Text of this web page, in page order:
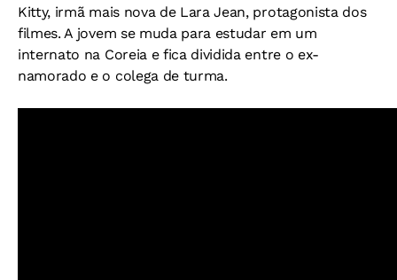
Kitty, irmã mais nova de Lara Jean, protagonista dos
filmes. A jovem se muda para estudar em um
internato na Coreia e fica dividida entre o ex-
namorado e o colega de turma.